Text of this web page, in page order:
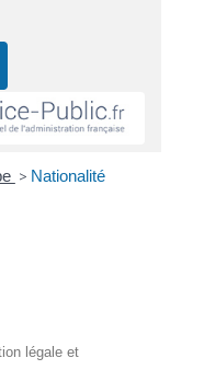
> Nationalité
légale et